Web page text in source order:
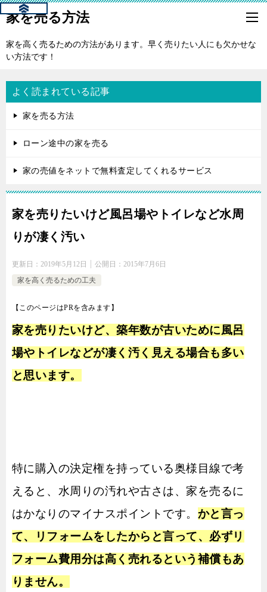
家を売る方法
家を高く売るための方法があります。早く売りたい人にも欠かせな
い方法です！
よく読まれている記事
家を売る方法
ローン途中の家を売る
家の売値をネットで無料査定してくれるサービス
家を売りたいけど風呂場やトイレなど水周
りが凄く汚い
更新日： 2019年5月12日 公開日： 2015年7月6日
家を高く売るための工夫
【このページはPRを含みます】
家を売りたいけど、築年数が古いために風呂
場やトイレなどが凄く汚く見える場合も多い
と思います。
特に購入の決定権を持っている奥様目線で考
えると、水周りの汚れや古さは、家を売るに
はかなりのマイナスポイントです。 かと言っ
て、リフォームをしたからと言って、必ずリ
フォーム費用分は高く売れるという補償もあ
りません。